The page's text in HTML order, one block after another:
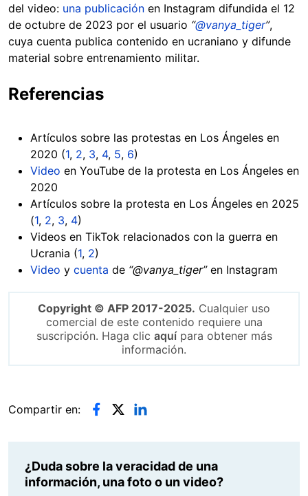
del video: una publicación en Instagram difundida el 12
de octubre de 2023 por el usuario “@vanya_tiger”,
cuya cuenta publica contenido en ucraniano y difunde
material sobre entrenamiento militar.
Referencias
Artículos sobre las protestas en Los Ángeles en
2020 (1, 2, 3, 4, 5, 6)
Video en YouTube de la protesta en Los Ángeles en
2020
Artículos sobre la protesta en Los Ángeles en 2025
(1, 2, 3, 4)
Videos en TikTok relacionados con la guerra en
Ucrania (1, 2)
Video y cuenta de “@vanya_tiger”en Instagram
Copyright © AFP 2017-2025. Cualquier uso
comercial de este contenido requiere una
suscripción. Haga clic aquípara obtener más
información.
Compartir en:
¿Duda sobre la veracidad de una
información, una foto o un video?